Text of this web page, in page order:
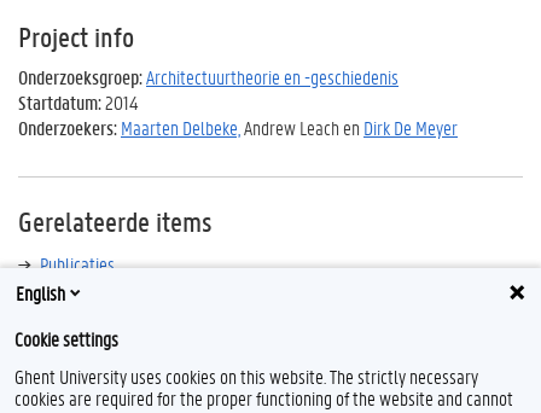
Project info
Onderzoeksgroep:Architectuurtheorie en -geschiedenis
Startdatum:2014
Onderzoekers:Maarten Delbeke, Andrew Leach en Dirk De Meyer
Gerelateerde items
Publicaties
English
Cookie settings
Ghent University uses cookies on this website. The strictly necessary
cookies are required for the proper functioning of the website and cannot